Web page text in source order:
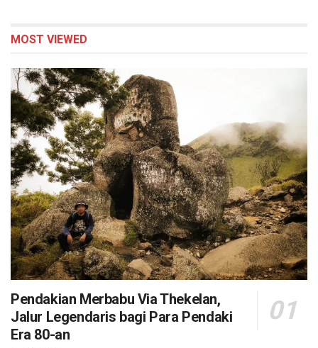
MOST VIEWED
Pendakian Merbabu Via Thekelan,
Jalur Legendaris bagi Para Pendaki
Era 80-an